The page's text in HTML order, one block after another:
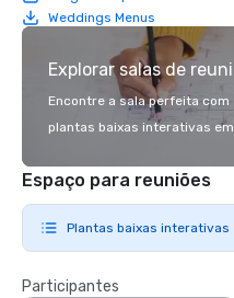
Weddings Menus
Explorar salas de
Encontre a sala perfeita
plantas baixas interativas
Espaço para reuniões
Plantas baixas interativas
Participantes